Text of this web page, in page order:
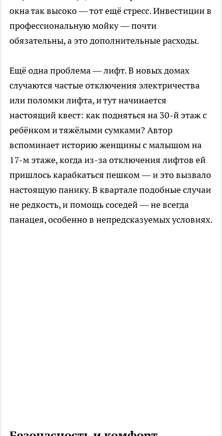
окна так высоко — тот ещё стресс. Инвестиции в
профессиональную мойку — почти
обязательны, а это дополнительные расходы.
Ещё одна проблема — лифт. В новых домах
случаются частые отключения электричества
или поломки лифта, и тут начинается
настоящий квест: как подняться на 30-й этаж с
ребёнком и тяжёлыми сумками? Автор
вспоминает историю женщины с малышом на
17-м этаже, когда из-за отключения лифтов ей
пришлось карабкаться пешком — и это вызвало
настоящую панику. В квартале подобные случаи
не редкость, и помощь соседей — не всегда
панацея, особенно в непредсказуемых условиях.